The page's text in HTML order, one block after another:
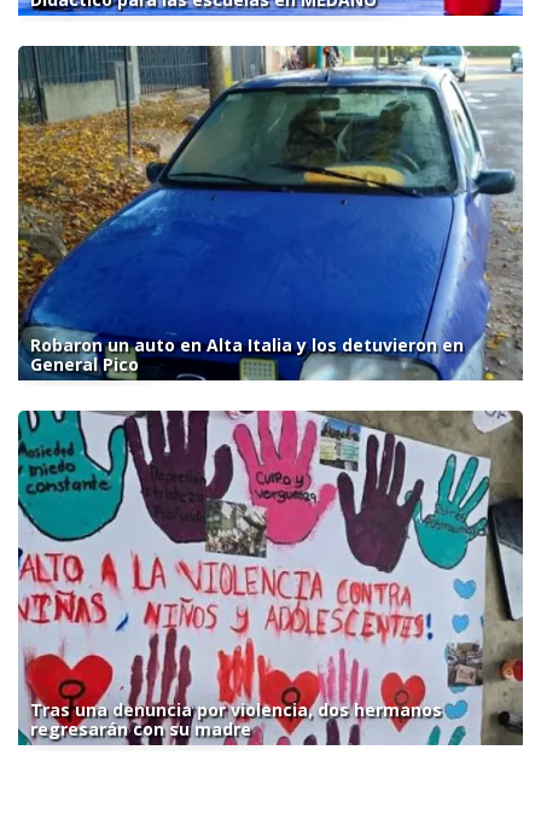
Robaron un auto en Alta Italia y los detuvieron en
General Pico
Tras una denuncia por violencia, dos hermanos
regresarán con su madre